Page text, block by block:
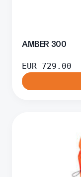
AMBER 300
EUR 729.00